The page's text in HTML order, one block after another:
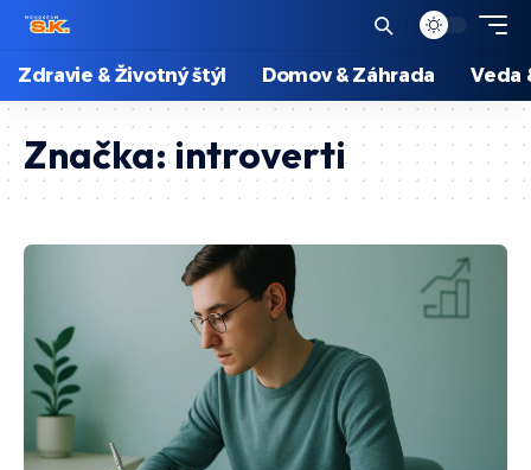
Zdravie & Životný štýl Domov & Záhrada Veda
Značka:introverti